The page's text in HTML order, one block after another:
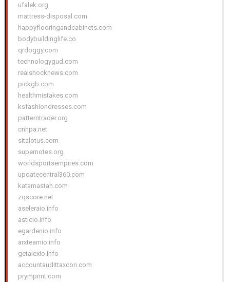
ufalek.org
mattress-disposal.com
happyflooringandcabinets.com
bodybuildinglife.co
qrdoggy.com
technologygud.com
realshocknews.com
pickgb.com
healthmistakes.com
ksfashiondresses.com
patterntrader.org
cnhpa.net
sitalotus.com
supernotes.org
worldsportsempires.com
updatecentral360.com
katamastah.com
zqscore.net
aseleraio.info
asticio.info
egardenio.info
arxteamio.info
getalexio.info
accountaudittaxcon.com
prymprint.com